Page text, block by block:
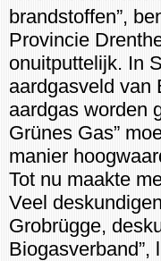
brandstoffen”,
Provincie
onuitputtelijk. In
aardgasveld van
aardgas worden
Grünes Gas”
manier
Tot nu maakte
Veel
Grobrügge,
Biogasverband”,